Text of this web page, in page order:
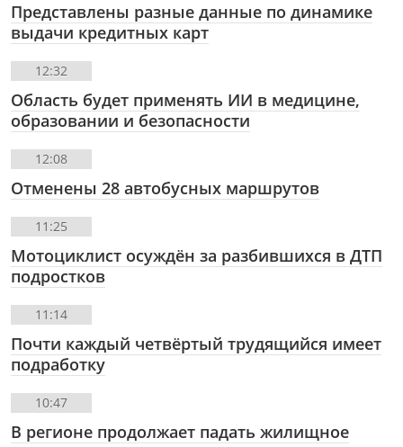
Представлены разные данные по динамике
выдачи кредитных карт
12:32
Область будет применять ИИ в медицине,
образовании и безопасности
12:08
Отменены 28 автобусных маршрутов
11:25
Мотоциклист осуждён за разбившихся в ДТП
подростков
11:14
Почти каждый четвёртый трудящийся имеет
подработку
10:47
В регионе продолжает падать жилищное